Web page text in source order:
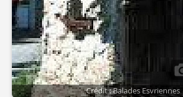
Crédit : Balades Esvriennes